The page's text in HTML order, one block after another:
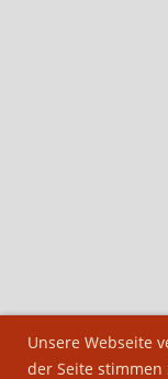
Unsere Webseite
der Seite stimmen